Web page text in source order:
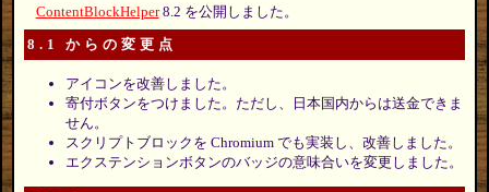
ContentBlockHelper8.2 を公開しました。
8.1 からの変更点
アイコンを改善しました。
寄付ボタンをつけました。ただし、日本国内からは送金できま
せん。
スクリプトブロックを Chromium でも実装し、改善しました。
エクステンションボタンのバッジの意味合いを変更しました。